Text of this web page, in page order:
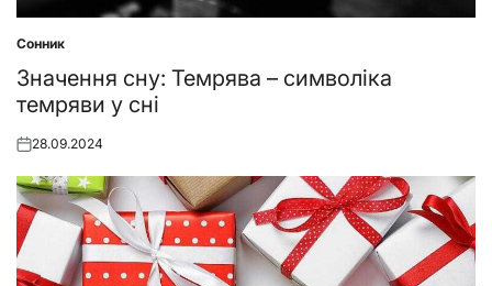
Posted
in
Сонник
Значення сну: Темрява – символіка
темряви у сні
Posted
28.09.2024